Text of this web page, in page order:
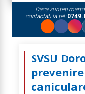
Daca sunteti
contactati la tel:
SVSU